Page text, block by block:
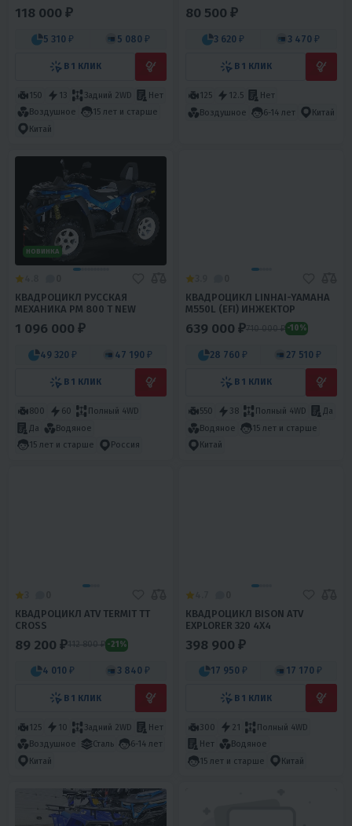
118 000 ₽
5 310 ₽ 5 080 ₽
В 1 КЛИК
150 13 Задний 2WD
Нет
Воздушное
15 лет и старше
Китай
80 500 ₽
3 620 ₽ 3 470 ₽
В 1 КЛИК
125 12.5
Нет
Воздушное
6-14 лет Китай
НОВИНКА
КВАДРОЦИКЛ РУССКАЯ
МЕХАНИКА РМ 800 Т NEW
1 096 000 ₽
49 320 ₽ 47 190 ₽
В 1 КЛИК
800 60
Полный 4WD
Да
Водяное
15 лет и старше
Россия
КВАДРОЦИКЛ LINHAI-YAMAHA
M550L (EFI) ИНЖЕКТОР
639 000 ₽710 000 ₽ -10%
28 760 ₽ 27 510 ₽
В 1 КЛИК
550 38 Полный 4WD
Да
Водяное
15 лет и старше
Китай
КВАДРОЦИКЛ ATV TERMIT TT
CROSS
89 200 ₽112 800 ₽ -21%
4 010 ₽ 3 840 ₽
В 1 КЛИК
125 10 Задний 2WD
Нет
Воздушное
Сталь
6-14 лет
Китай
КВАДРОЦИКЛ BISON ATV
EXPLORER 320 4X4
398 900 ₽
17 950 ₽ 17 170 ₽
В 1 КЛИК
300 21
Полный 4WD
Нет
Водяное
15 лет и старше
Китай